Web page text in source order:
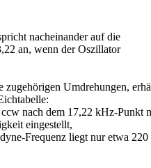
nacheinander auf die
an, wenn der Oszillator
zugehörigen Umdrehungen,
nach dem 17,22 kHz-Punkt
eingestellt,
Frequenz liegt nur etwa